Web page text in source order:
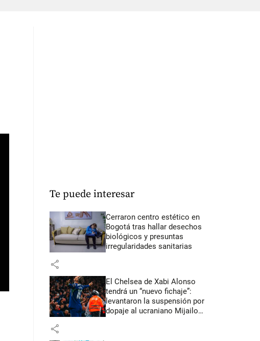
Te puede interesar
Cerraron centro estético en
Bogotá tras hallar desechos
biológicos y presuntas
irregularidades sanitarias
share
El Chelsea de Xabi Alonso
tendrá un “nuevo fichaje”:
levantaron la suspensión por
dopaje al ucraniano Mijailo
share